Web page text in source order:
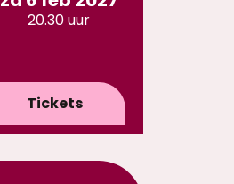
20.30 uur
Tickets